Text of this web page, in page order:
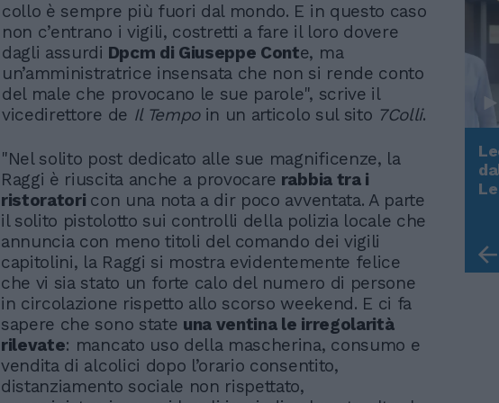
collo è sempre più fuori dal mondo. E in questo caso
non c’entrano i vigili, costretti a fare il loro dovere
dagli assurdi Dpcm di Giuseppe Conte, ma
un’amministratrice insensata che non si rende conto
del male che provocano le sue parole", scrive il
vicedirettore de Il Tempoin un articolo sul sito 7Colli.
"Nel solito post dedicato alle sue magnificenze, la
Raggi è riuscita anche a provocare rabbia tra i
ristoratori con una nota a dir poco avventata. A parte
il solito pistolotto sui controlli della polizia locale che
annuncia con meno titoli del comando dei vigili
capitolini, la Raggi si mostra evidentemente felice
che vi sia stato un forte calo del numero di persone
in circolazione rispetto allo scorso weekend. E ci fa
sapere che sono state una ventina le irregolarità
rilevate: mancato uso della mascherina, consumo e
vendita di alcolici dopo l’orario consentito,
distanziamento sociale non rispettato,
Rudy Giuliani a Come States?
Trump, Meloni e la strategia
americana